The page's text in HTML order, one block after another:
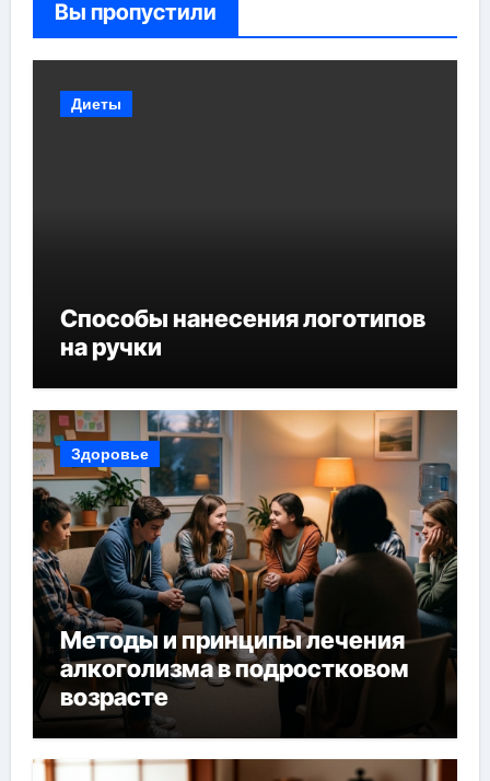
Вы пропустили
Диеты
Способы нанесения логотипов
на ручки
Здоровье
Методы и принципы лечения
алкоголизма в подростковом
возрасте